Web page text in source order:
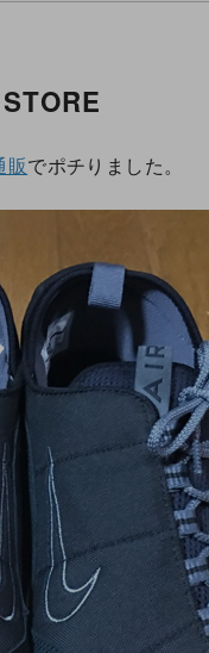
販でポチりました。